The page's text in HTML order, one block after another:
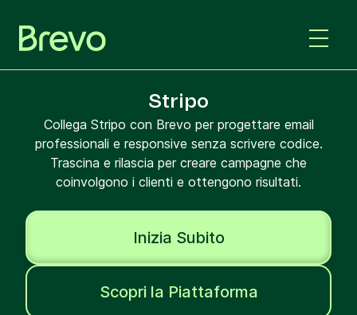
Stripo
Collega Stripo con Brevo per progettare email
professionali e responsive senza scrivere codice.
Trascina e rilascia per creare campagne che
coinvolgono i clienti e ottengono risultati.
Inizia Subito
Scopri la Piattaforma